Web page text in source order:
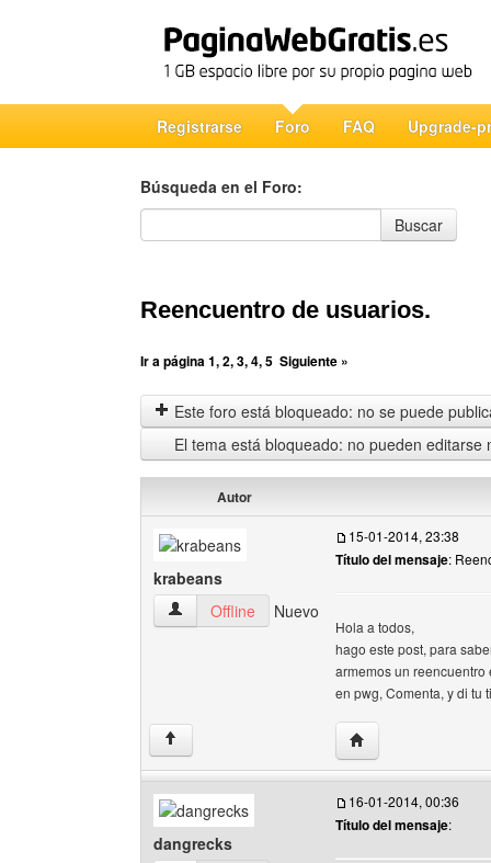
Registrarse Foro FAQ Upgrade-
Búsqueda en el Foro:
Búsqueda en el Foro
Buscar
Reencuentro de usuarios.
Ir a página1,2,3,4,5 Siguiente »
Este foro está bloqueado: no se puede
El tema está bloqueado: no pueden editarse
Autor
krabeans
krabeans Ver perfil del usuario
Offline Nuevo
15-01-2014, 23:38
Título del mensaje:
Hola a todos,
hago este post, para
armemos un
en pwg, Comenta, y di tu
↑ Visitar sitio web del
dangrecks
16-01-2014, 00:36
Título del mensaje: